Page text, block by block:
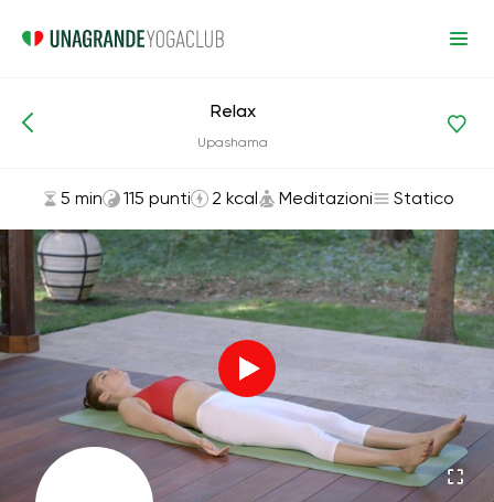
Meditazioni
Relax
Upashama
5 min 115 punti 2 kcal Meditazioni Statico